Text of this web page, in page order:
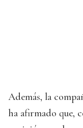
Además, la
ha afirmado que,